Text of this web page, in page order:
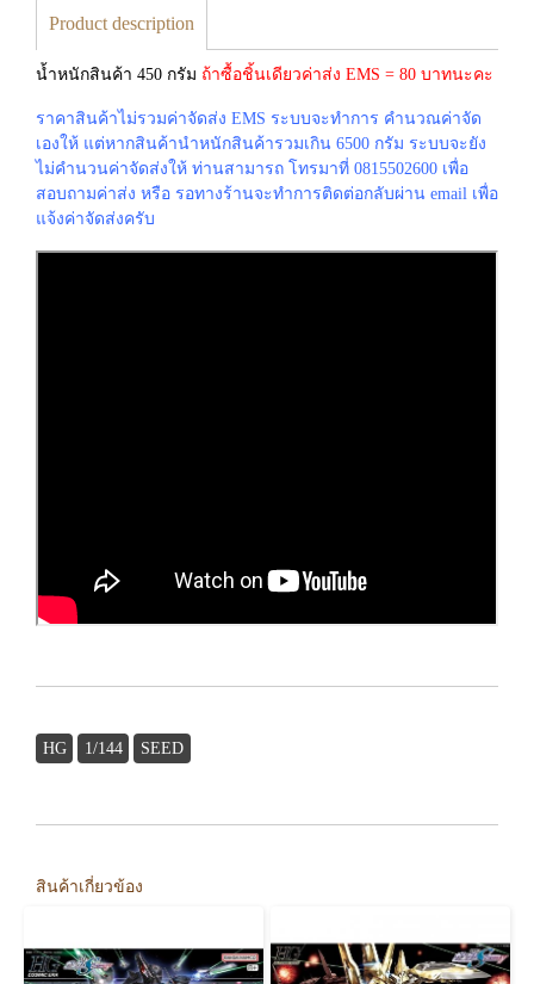
Product description
น้ำหนักสินค้า 450 กรัม ถ้าซื้อชิ้นเดียวค่าส่ง EMS = 80 บาทนะคะ
ราคาสินค้าไม่รวมค่าจัดส่ง EMS ระบบจะทำการ คำนวณค่าจัด
เองให้ แต่หากสินค้านำหนักสินค้ารวมเกิน 6500 กรัม ระบบจะยัง
ไม่คำนวนค่าจัดส่งให้ ท่านสามารถ โทรมาที่ 0815502600 เพื่อ
สอบถามค่าส่ง หรือ รอทางร้านจะทำการติดต่อกลับผ่าน email เพื่อ
แจ้งค่าจัดส่งครับ
HG 1/144 SEED
สินค้าเกี่ยวข้อง